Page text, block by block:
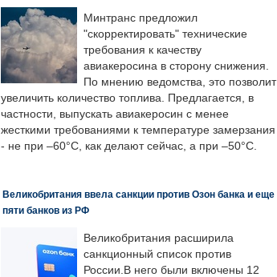
Минтранс предложил
"скорректировать" технические
требования к качеству
авиакеросина в сторону снижения.
По мнению ведомства, это позволит
увеличить количество топлива. Предлагается, в
частности, выпускать авиакеросин с менее
жесткими требованиями к температуре замерзания
- не при –60°C, как делают сейчас, а при –50°C.
Великобритания ввела санкции против Озон банка и еще
пяти банков из РФ
Великобритания расширила
санкционный список против
России.В него были включены 12